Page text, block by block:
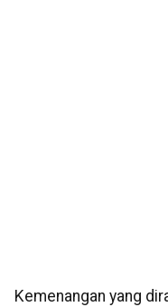
Kemenangan yang